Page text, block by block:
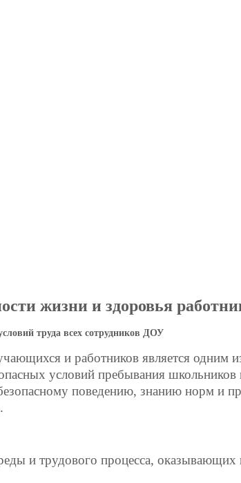
жизни и здоровья
труда всех сотрудников ДОУ
и работников является
условий пребывания школьников
поведению, знанию норм и
и трудового процесса,